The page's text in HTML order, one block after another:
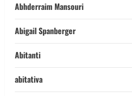
Abhderraim Mansouri
Abigail Spanberger
Abitanti
abitativa